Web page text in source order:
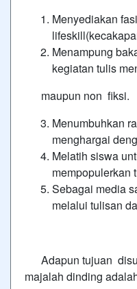
Menyediakan
Menampung
kegiatan tulis
maupun non fiksi.
Menumbuhkan
menghargai
Melatih siswa
mempopulerkan
Sebagai media
melalui tulisan
Adapun tujuan
majalah dinding